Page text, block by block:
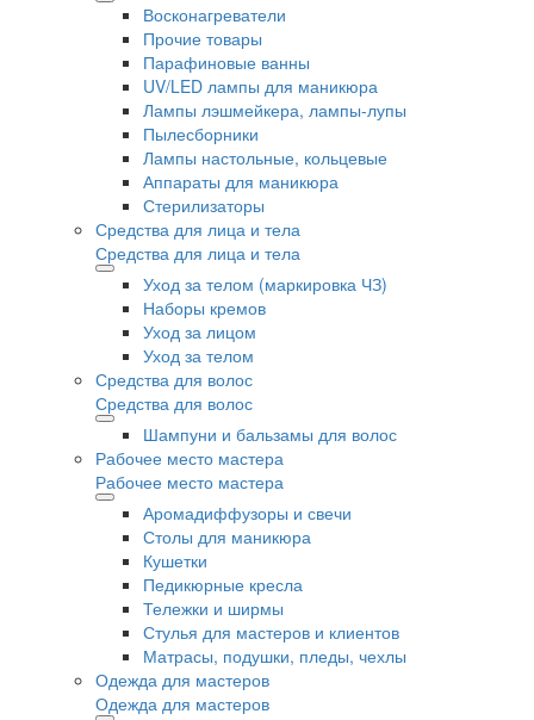
Восконагреватели
Прочие товары
Парафиновые ванны
UV/LED лампы для маникюра
Лампы лэшмейкера, лампы-лупы
Пылесборники
Лампы настольные, кольцевые
Аппараты для маникюра
Стерилизаторы
Средства для лица и тела
Средства для лица и тела
Уход за телом (маркировка ЧЗ)
Наборы кремов
Уход за лицом
Уход за телом
Средства для волос
Средства для волос
Шампуни и бальзамы для волос
Рабочее место мастера
Рабочее место мастера
Аромадиффузоры и свечи
Столы для маникюра
Кушетки
Педикюрные кресла
Тележки и ширмы
Стулья для мастеров и клиентов
Матрасы, подушки, пледы, чехлы
Одежда для мастеров
Одежда для мастеров